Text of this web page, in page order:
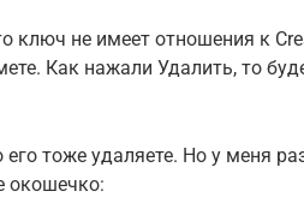
ключ не имеет отношения к
Как нажали Удалить, то
его тоже удаляете. Но у меня
окошечко: